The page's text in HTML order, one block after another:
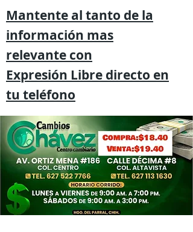
Mantente al tanto de la
información mas
relevante con
Expresión Libre directo en
tu teléfono